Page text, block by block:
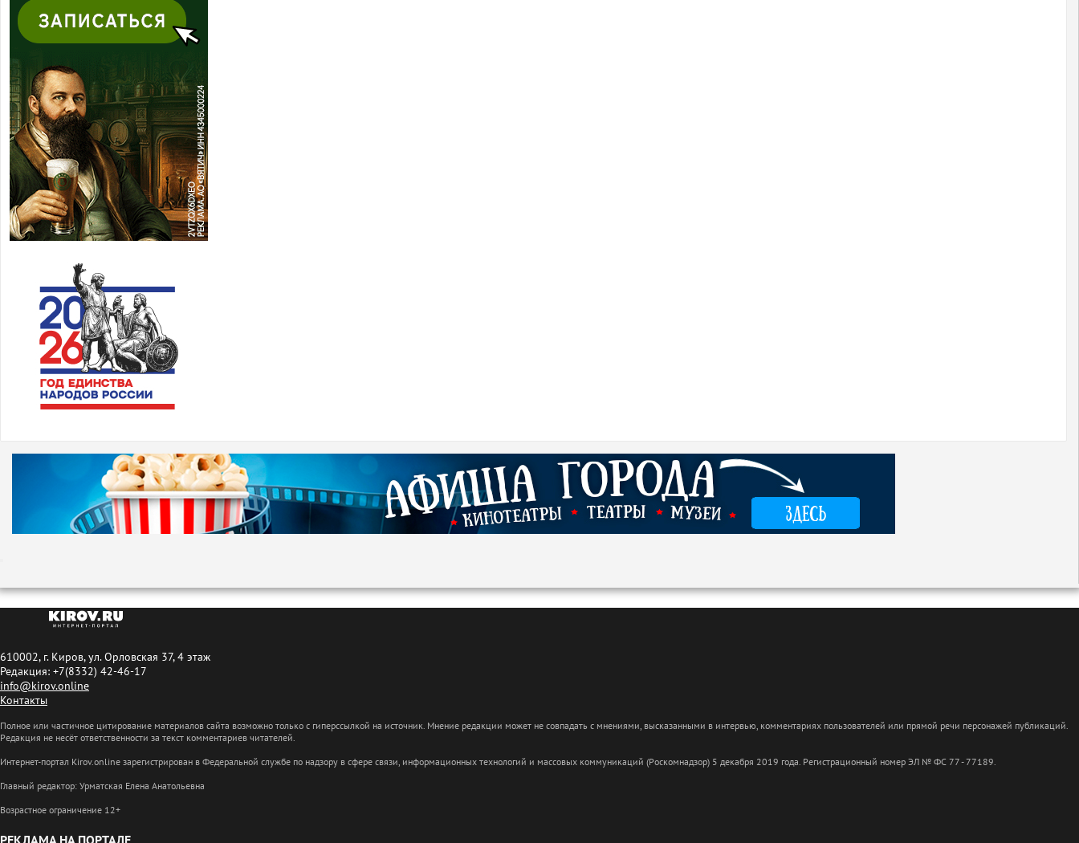
610002, г. Киров, ул. Орловская 37, 4 этаж
Редакция: +7(8332) 42-46-17
info@kirov.online
Контакты
Полное или частичное цитирование материалов сайта возможно только с гиперссылкой на источник. Мнение редакции может не совпадать с мнениями, высказанными в интервью, комментариях пользователей или прямой речи персонажей публикаций.
Редакция не несёт ответственности за текст комментариев читателей.
Интернет-портал Kirov.online зарегистрирован в Федеральной службе по надзору в сфере связи, информационных технологий и массовых коммуникаций (Роскомнадзор) 5 декабря 2019 года. Регистрационный номер ЭЛ № ФС 77 - 77189.
Главный редактор: Урматская Елена Анатольевна
Возрастное ограничение 12+
РЕКЛАМА НА ПОРТАЛЕ